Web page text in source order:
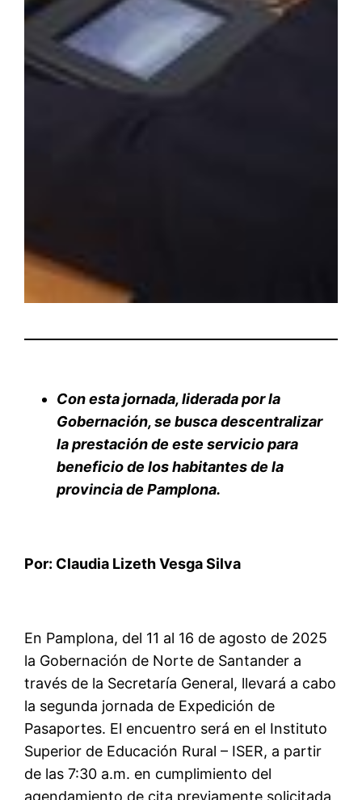
Con esta jornada, liderada por la
Gobernación, se busca descentralizar
la prestación de este servicio para
beneficio de los habitantes de la
provincia de Pamplona.
Por: Claudia Lizeth Vesga Silva
En Pamplona, del 11 al 16 de agosto de 2025
la Gobernación de Norte de Santander a
través de la Secretaría General, llevará a cabo
la segunda jornada de Expedición de
Pasaportes. El encuentro será en el Instituto
Superior de Educación Rural – ISER, a partir
de las 7:30 a.m. en cumplimiento del
agendamiento de cita previamente solicitada